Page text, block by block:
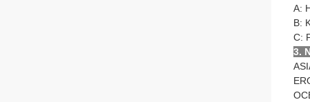
A:
B:
C:
3.